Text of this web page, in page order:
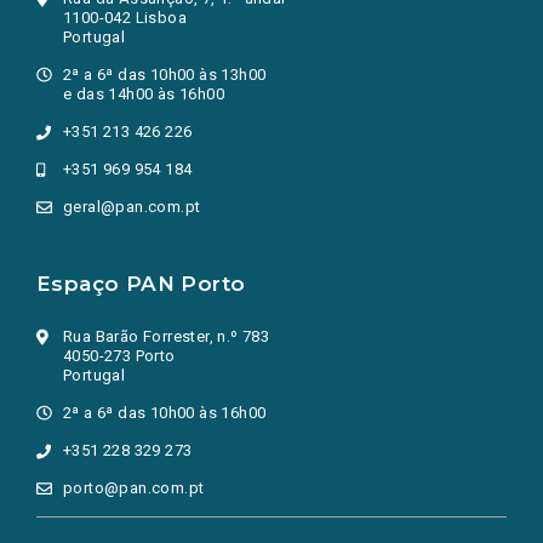
1100-042 Lisboa
Portugal
2ª a 6ª das 10h00 às 13h00
e das 14h00 às 16h00
+351 213 426 226
+351 969 954 184
geral@pan.com.pt
Espaço PAN Porto
Rua Barão Forrester, n.º 783
4050-273 Porto
Portugal
2ª a 6ª das 10h00 às 16h00
+351 228 329 273
porto@pan.com.pt